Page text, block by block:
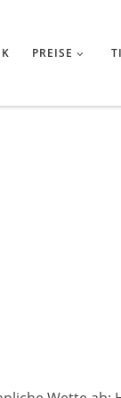
PREISE